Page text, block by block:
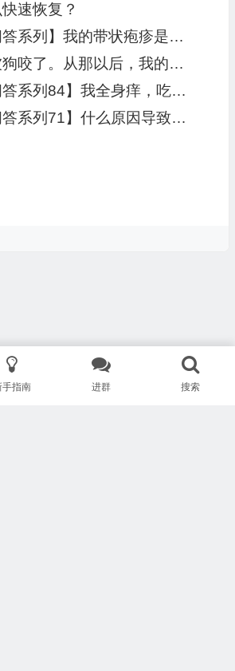
速恢复？
列】我的带状疱疹是排毒反应吗?
一直疼痛。还发生了一些其他事情，对此也原因不明。我的疼痛和其他症状有多少与狗咬有关？
，吃水果后更严重，有人说痒和高草酸或食物过敏有关。请问你怎么看？
么原因导致酒糟鼻、面部和脚部潮红吗？以及慢性唇疱疹？
手指南 进群 搜索